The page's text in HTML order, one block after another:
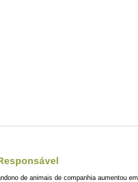
de animais de companhia aumentou em